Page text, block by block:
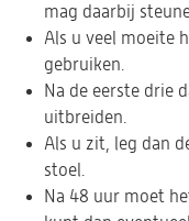
mag daarbij
Als u veel moeite
gebruiken.
Na de eerste drie
uitbreiden.
Als u zit, leg dan
stoel.
Na 48 uur moet